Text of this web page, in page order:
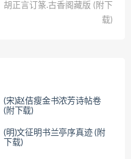
胡正言订篆.古香阁藏版 (附下
载)
(宋)赵佶瘦金书浓芳诗帖卷
(附下载)
(明)文征明书兰亭序真迹 (附
下载)